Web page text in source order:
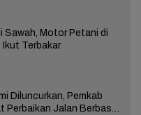
Sawah, Motor Petani di
Terbakar
Diluncurkan, Pemkab
Perbaikan Jalan Berbasis